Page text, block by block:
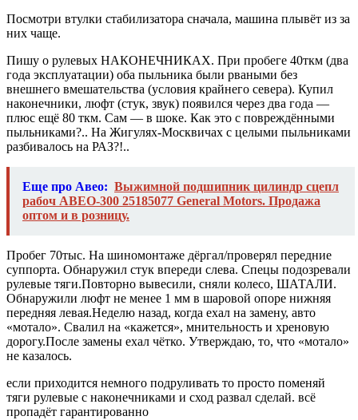
Посмотри втулки стабилизатора сначала, машина плывёт из за
них чаще.
Пишу о рулевых НАКОНЕЧНИКАХ. При пробеге 40ткм (два
года эксплуатации) оба пыльника были рваными без
внешнего вмешательства (условия крайнего севера). Купил
наконечники, люфт (стук, звук) появился через два года —
плюс ещё 80 ткм. Сам — в шоке. Как это с повреждёнными
пыльниками?.. На Жигулях-Москвичах с целыми пыльниками
разбивалось на РАЗ?!..
Еще про Авео: Выжимной подшипник цилиндр сцепл
рабоч АВЕО-300 25185077 General Motors. Продажа
оптом и в розницу.
Пробег 70тыс. На шиномонтаже дёргал/проверял передние
суппорта. Обнаружил стук впереди слева. Спецы подозревали
рулевые тяги.Повторно вывесили, сняли колесо, ШАТАЛИ.
Обнаружили люфт не менее 1 мм в шаровой опоре нижняя
передняя левая.Неделю назад, когда ехал на замену, авто
«мотало». Свалил на «кажется», мнительность и хреновую
дорогу.После замены ехал чётко. Утверждаю, то, что «мотало»
не казалось.
если приходится немного подруливать то просто поменяй
тяги рулевые с наконечниками и сход развал сделай. всё
пропадёт гарантированно